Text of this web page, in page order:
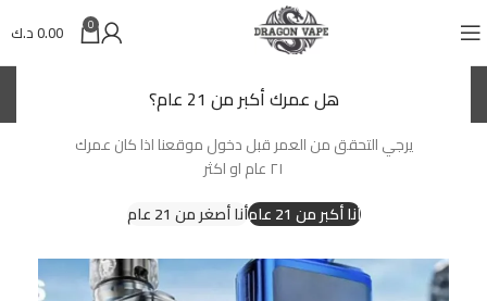
هل عمرك أكبر من 21 عام؟
يرجي التحقق من العمر قبل دخول موقعنا اذا كان عمرك
٢١ عام او اكثر
أنا أكبر من 21 عام
أنا أصغر من 21 عام
0
0.00د.ك